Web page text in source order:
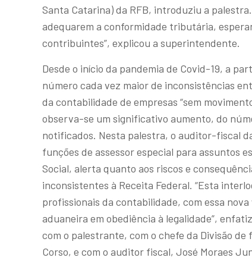
Santa Catarina) da RFB, introduziu a
adequarem a conformidade tributária,
contribuintes”, explicou a superintendente.
Desde o início da pandemia de Covid-19, a
número cada vez maior de inconsistências
da contabilidade de empresas “sem
observa-se um significativo aumento, do
notificados. Nesta palestra, o auditor-fiscal
funções de assessor especial para assuntos
Social, alerta quanto aos riscos e
inconsistentes à Receita Federal. “Esta
profissionais da contabilidade, com essa
aduaneira em obediência à legalidade”,
com o palestrante, com o chefe da Divisão
Corso, e com o auditor fiscal, José Moraes